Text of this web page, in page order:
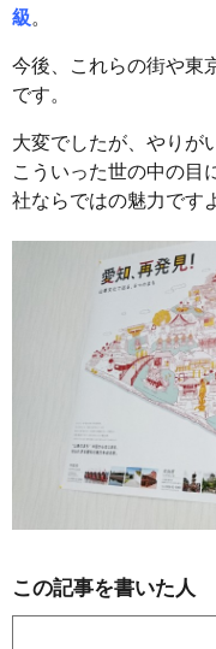
級。
今後、これらの街や東
です。
大変でしたが、やりが
こういった世の中の目
社ならではの魅力です
この記事を書いた人